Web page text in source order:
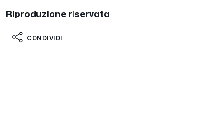
Riproduzione riservata
CONDIVIDI